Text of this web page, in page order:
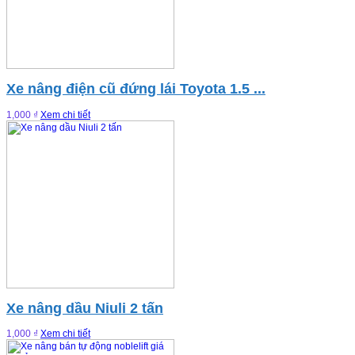
Xe nâng điện cũ đứng lái Toyota 1.5 ...
1,000 ₫ Xem chi tiết
Xe nâng dầu Niuli 2 tấn
1,000 ₫ Xem chi tiết